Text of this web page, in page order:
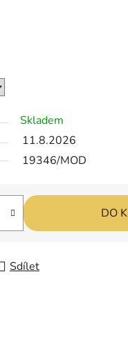
Skladem
11.8.2026
19346/MOD
DO
Sdílet